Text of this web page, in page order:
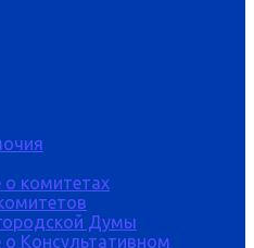
комитетах
Думы
Консультативном